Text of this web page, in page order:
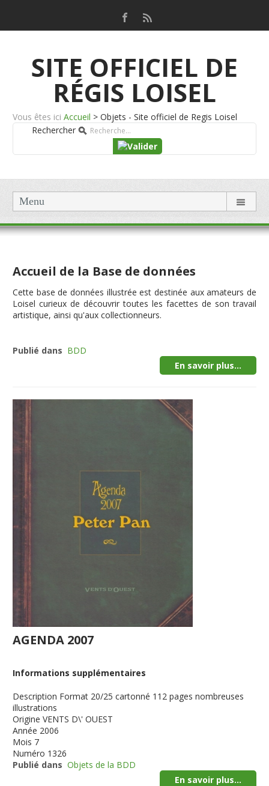
SITE OFFICIEL DE
RÉGIS LOISEL
Vous êtes ici Accueil > Objets - Site officiel de Regis Loisel
Rechercher
Menu
Accueil de la Base de données
Cette base de données illustréeest destinée aux amateurs de
Loisel curieux de découvrir toutes les facettes de son travail
artistique, ainsi qu'aux collectionneurs.
Publié dans BDD
En savoir plus...
AGENDA 2007
Informations supplémentaires
Description Format 20/25 cartonné 112 pages nombreuses
illustrations
Origine VENTS D\' OUEST
Année 2006
Mois 7
Numéro 1326
Publié dans Objets de la BDD
En savoir plus...